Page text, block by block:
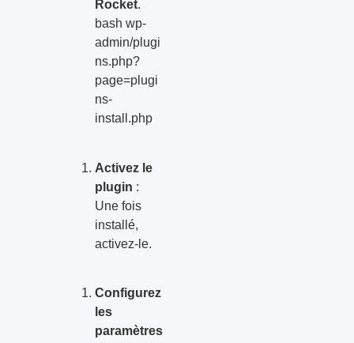
Rocket.
bash wp-
admin/plugi
ns.php?
page=plugi
ns-
install.php
Activez le
plugin :
Une fois
installé,
activez-le.
Configurez
les
paramètres